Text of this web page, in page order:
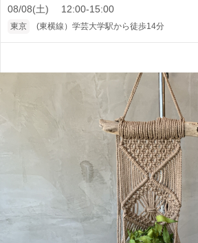
08/08(土) 12:00-15:00
東京 (東横線）学芸大学駅から徒歩14分